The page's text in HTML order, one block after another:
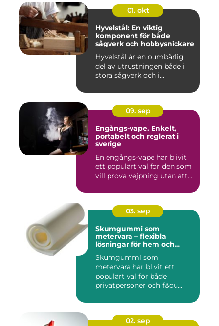
01. okt
Hyvelstål: En viktig
komponent för både
sågverk och hobbysnickare
Hyvelstål är en oumbärlig
del av utrustningen både i
stora sågverk och i...
09. sep
Engångs-vape. Enkelt,
portabelt och reglerat i
sverige
En engångs-vape har blivit
ett populärt val för den som
vill prova vejpning utan att...
03. sep
Skumgummi som
metervara – flexibla
lösningar för hem och
Skumgummi som
metervara har blivit ett
populärt val för både
privatpersoner och f&ou...
02. sep